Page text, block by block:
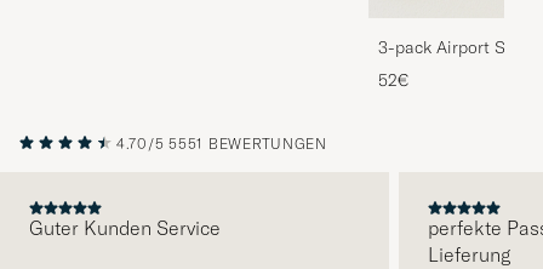
3-pack Airport
Melange
52€
4.70/5 5551 BEWERTUNGEN
Guter Kunden Service
perfekte
Lieferung